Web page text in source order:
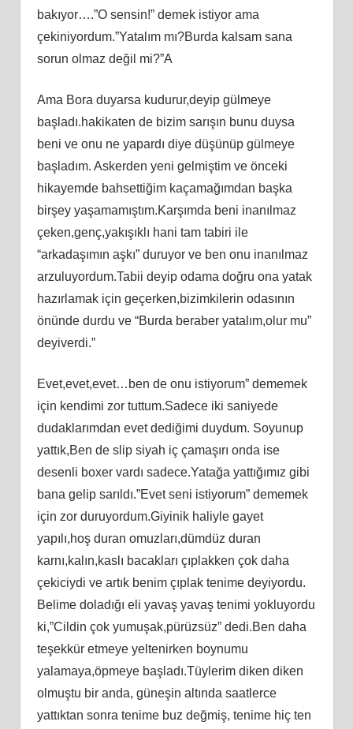
bakıyor….”O sensin!” demek istiyor ama
çekiniyordum.”Yatalım mı?Burda kalsam sana
sorun olmaz değil mi?”A
Ama Bora duyarsa kudurur,deyip gülmeye
başladı.hakikaten de bizim sarışın bunu duysa
beni ve onu ne yapardı diye düşünüp gülmeye
başladım. Askerden yeni gelmiştim ve önceki
hikayemde bahsettiğim kaçamağımdan başka
birşey yaşamamıştım.Karşımda beni inanılmaz
çeken,genç,yakışıklı hani tam tabiri ile
“arkadaşımın aşkı” duruyor ve ben onu inanılmaz
arzuluyordum.Tabii deyip odama doğru ona yatak
hazırlamak için geçerken,bizimkilerin odasının
önünde durdu ve “Burda beraber yatalım,olur mu”
deyiverdi.”
Evet,evet,evet…ben de onu istiyorum” dememek
için kendimi zor tuttum.Sadece iki saniyede
dudaklarımdan evet dediğimi duydum. Soyunup
yattık,Ben de slip siyah iç çamaşırı onda ise
desenli boxer vardı sadece.Yatağa yattığımız gibi
bana gelip sarıldı.”Evet seni istiyorum” dememek
için zor duruyordum.Giyinik haliyle gayet
yapılı,hoş duran omuzları,dümdüz duran
karnı,kalın,kaslı bacakları çıplakken çok daha
çekiciydi ve artık benim çıplak tenime deyiyordu.
Belime doladığı eli yavaş yavaş tenimi yokluyordu
ki,”Cildin çok yumuşak,pürüzsüz” dedi.Ben daha
teşekkür etmeye yeltenirken boynumu
yalamaya,öpmeye başladı.Tüylerim diken diken
olmuştu bir anda, güneşin altında saatlerce
yattıktan sonra tenime buz değmiş, tenime hiç ten